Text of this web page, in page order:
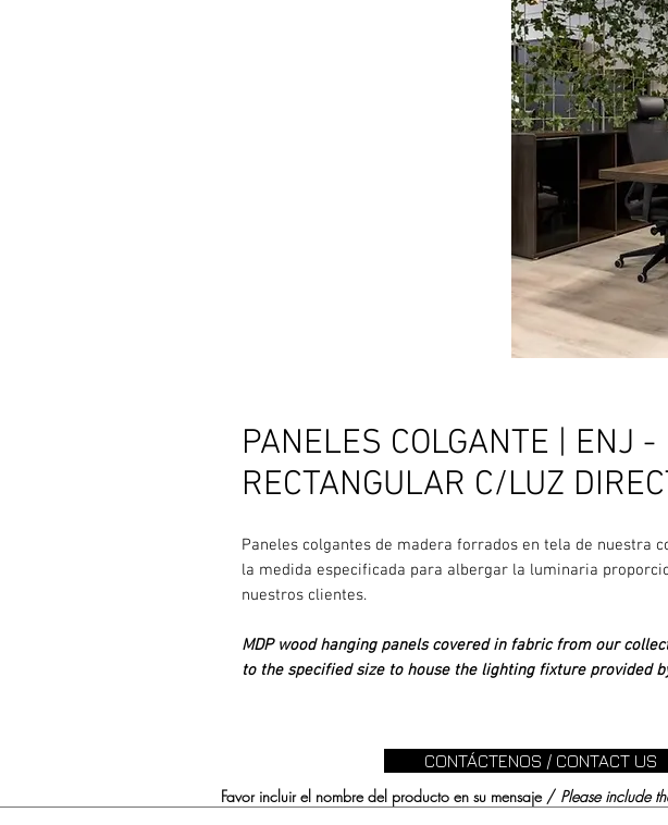
PANELES COLGANTE | ENJ -
RECTANGULAR C/LUZ
Paneles colgantes de madera forrados en tela de nuestra
la medida especificada para albergar la luminaria
nuestros clientes.
MDP wood hanging panels covered in fabric from our
to the specified size to house the lighting fixture provided
CONTÁCTENOS / CONTACT US
Favor incluir el nombre del producto en su mensaje / Please include